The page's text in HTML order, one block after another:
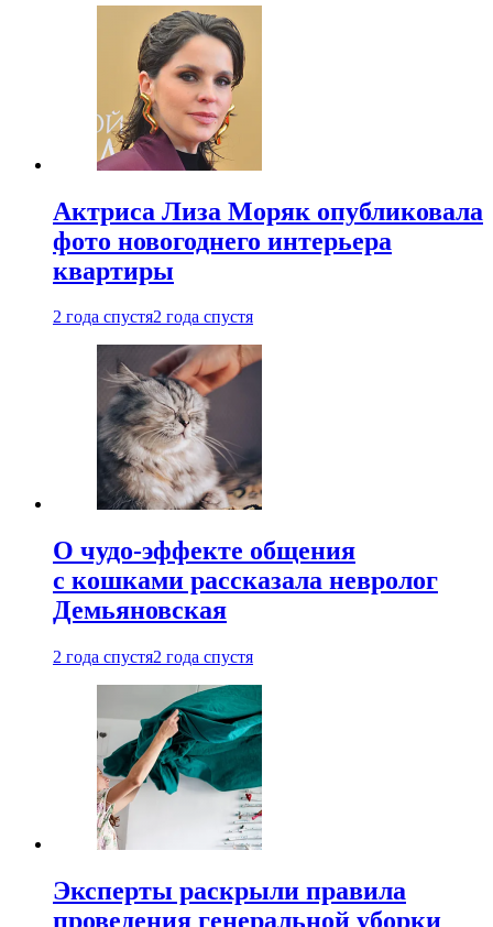
Актриса Лиза Моряк опубликовала
фото новогоднего интерьера
квартиры
2 года спустя2 года спустя
О чудо-эффекте общения
с кошками рассказала невролог
Демьяновская
2 года спустя2 года спустя
Эксперты раскрыли правила
проведения генеральной уборки